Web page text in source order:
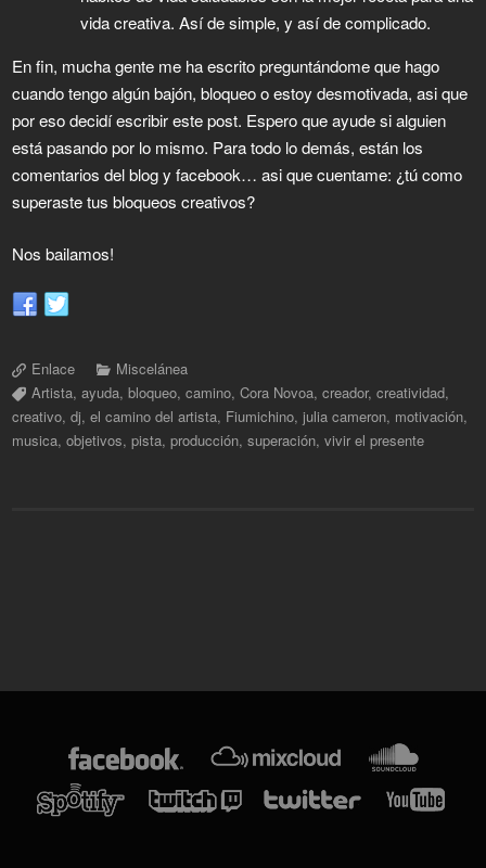
vida creativa. Así de simple, y así de complicado.
En fin, mucha gente me ha escrito preguntándome que hago
cuando tengo algún bajón, bloqueo o estoy desmotivada, asi que
por eso decidí escribir este post. Espero que ayude si alguien
está pasando por lo mismo. Para todo lo demás, están los
comentarios del blog y facebook… asi que cuentame: ¿tú como
superaste tus bloqueos creativos?
Nos bailamos!
Enlace
Miscelánea
Artista,ayuda,bloqueo,camino,Cora Novoa,creador,creatividad,
creativo,dj,el camino del artista, Fiumichino,julia cameron, motivación,
musica,objetivos,pista,producción,superación,vivir el presente